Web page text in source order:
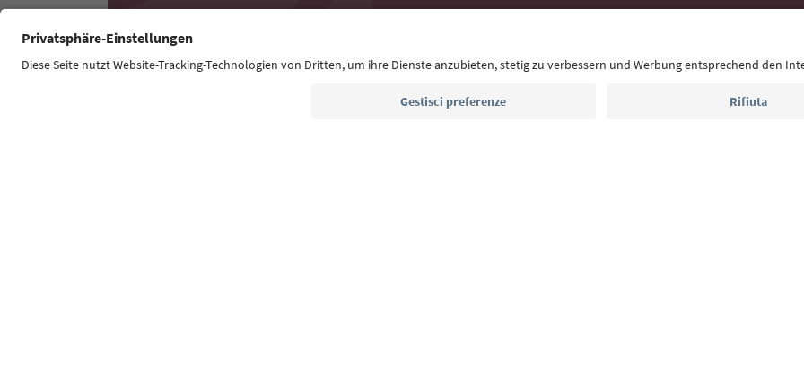
Con la newsletter dell’Alto Adige ricevi consigli per
Indirizzo e-mail*